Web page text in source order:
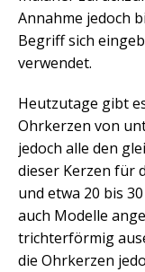
Annahme jedoch
Begriff sich
verwendet.
Heutzutage gibt
Ohrkerzen von
jedoch alle den
dieser Kerzen für
und etwa 20 bis
auch Modelle
trichterförmig
die Ohrkerzen